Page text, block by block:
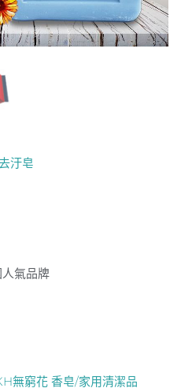
汙皂
氣品牌
無窮花 香皂/家用清潔品